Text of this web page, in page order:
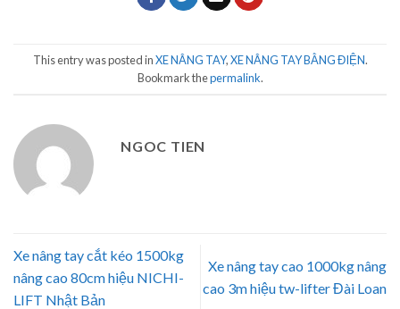
This entry was posted inXE NÂNG TAY,XE NÂNG TAY BẰNG ĐIỆN.
Bookmark thepermalink.
NGOC TIEN
Xe nâng tay cắt kéo 1500kg
nâng cao 80cm hiệu NICHI-
LIFT Nhật Bản
Xe nâng tay cao 1000kg nâng
cao 3m hiệu tw-lifter Đài Loan